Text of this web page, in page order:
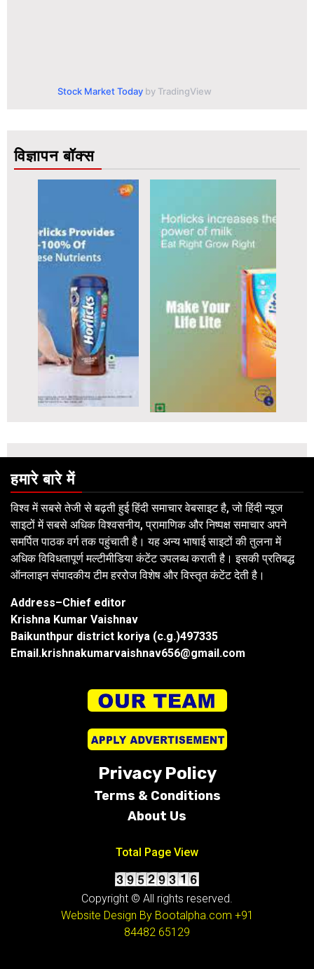
Stock Market Today by TradingView
विज्ञापन बॉक्स
हमारे बारे में
विश्व में सबसे तेजी से बढ़ती हुई हिंदी समाचार वेबसाइट है, जो हिंदी न्यूज
साइटों में सबसे अधिक विश्वसनीय, प्रामाणिक और निष्पक्ष समाचार अपने
समर्पित पाठक वर्ग तक पहुंचाती है। यह अन्य भाषाई साइटों की तुलना में
अधिक विविधतापूर्ण मल्टीमीडिया कंटेंट उपलब्ध कराती है। इसकी प्रतिबद्ध
ऑनलाइन संपादकीय टीम हररोज विशेष और विस्तृत कंटेंट देती है।
Address–Chief editor
Krishna Kumar Vaishnav
Baikunthpur district koriya (c.g.)497335
Email.krishnakumarvaishnav656@gmail.com
Privacy Policy
Terms & Conditions
About Us
Total Page View
Copyright © All rights reserved.
Website Design By Bootalpha.com +91
84482 65129